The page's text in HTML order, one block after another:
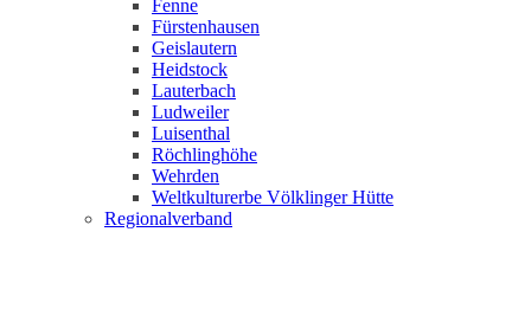
Fenne
Fürstenhausen
Geislautern
Heidstock
Lauterbach
Ludweiler
Luisenthal
Röchlinghöhe
Wehrden
Weltkulturerbe Völklinger Hütte
Regionalverband